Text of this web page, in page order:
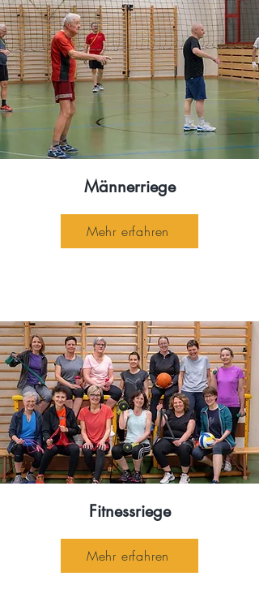
Männerriege
Mehr erfahren
Fitnessriege
Mehr erfahren